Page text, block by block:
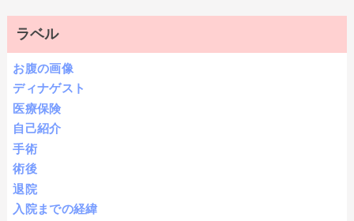
ラベル
お腹の画像
ディナゲスト
医療保険
自己紹介
手術
術後
退院
入院までの経緯